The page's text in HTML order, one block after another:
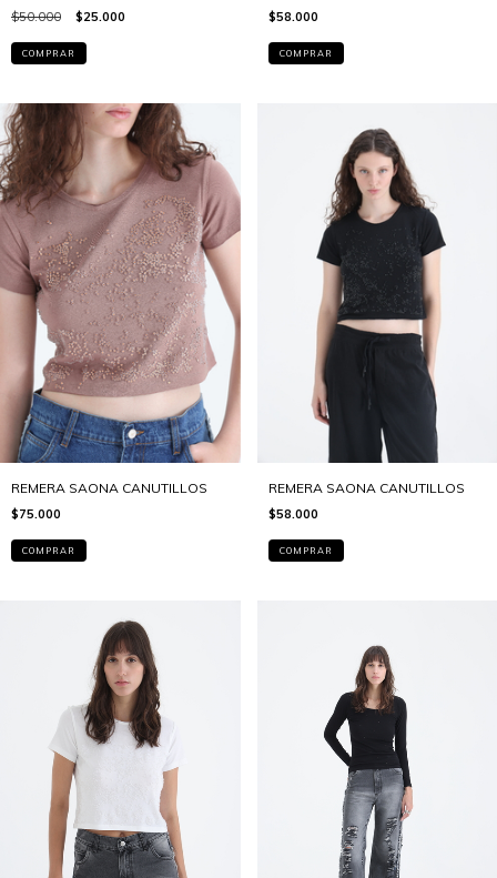
$50.000 $25.000
COMPRAR
$58.000
COMPRAR
REMERA SAONA CANUTILLOS
$75.000
COMPRAR
REMERA SAONA CANUTILLOS
$58.000
COMPRAR